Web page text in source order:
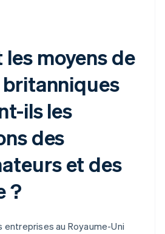
moyens de
ils les
des
et des
?
au Royaume-Uni